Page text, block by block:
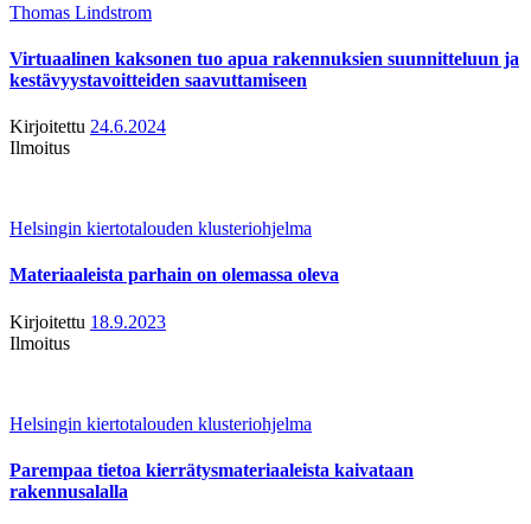
Thomas Lindstrom
Virtuaalinen kaksonen tuo apua rakennuksien suunnitteluun ja
kestävyystavoitteiden saavuttamiseen
Kirjoitettu 24.6.2024
Ilmoitus
Helsingin kiertotalouden klusteriohjelma
Materiaaleista parhain on olemassa oleva
Kirjoitettu 18.9.2023
Ilmoitus
Helsingin kiertotalouden klusteriohjelma
Parempaa tietoa kierrätysmateriaaleista kaivataan
rakennusalalla